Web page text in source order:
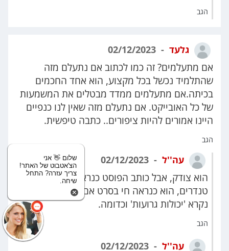
הגב
גלעד
אם מתעלמים? זה כמו לכתוב אם נתעלם מזה
שהתלמיד נכשל בכל מקצוע, הוא אחד החכמים
בכיתה.אם מתעלמים ממדד מבטלים את המשמעות
של כל האובייקט. אם נתעלם מזה שאין לנו כנפיים
היינו אמורים להיות ציפורים.. כתבה טיפשית.
הגב
עה''ל
הוא צודק, אבל כותב הפוסט כנראה לא מכיר
טנדרים, הוא כנראה חי בסרט אם הוא חושב שזה
נקרא 'יכולות גרועות' וכדומה.
הגב
עה''ל
שלום 👋 אני
הצ'אטבוט של האתר!
צריך עזרה? התחל
שיחה.